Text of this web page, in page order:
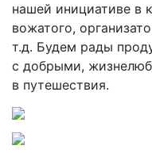
нашей инициативе в
вожатого,
т.д. Будем рады
с добрыми,
в путешествия.